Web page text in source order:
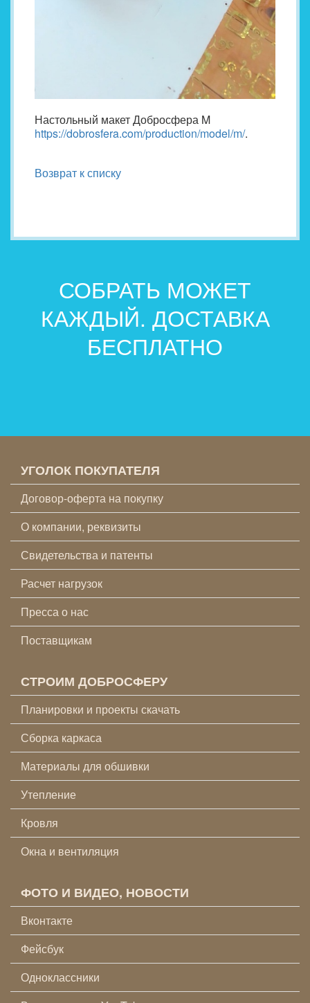
Настольный макет Добросфера M
https://dobrosfera.com/production/model/m/.
Возврат к списку
СОБРАТЬ МОЖЕТ
КАЖДЫЙ. ДОСТАВКА
БЕСПЛАТНО
УГОЛОК ПОКУПАТЕЛЯ
Договор-оферта на покупку
О компании, реквизиты
Свидетельства и патенты
Расчет нагрузок
Пресса о нас
Поставщикам
СТРОИМ ДОБРОСФЕРУ
Планировки и проекты скачать
Сборка каркаса
Материалы для обшивки
Утепление
Кровля
Окна и вентиляция
ФОТО И ВИДЕО, НОВОСТИ
Вконтакте
Фейсбук
Одноклассники